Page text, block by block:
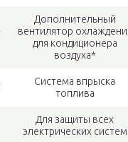
Дополнительный
вентилятор
для кондиционера
воздуха*
Система впрыска
топлива
Для защиты всех
электрических систем